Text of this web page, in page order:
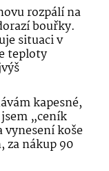
rozpálí na
bouřky.
situaci v
teploty
kapesné,
„ceník
vynesení koše
za nákup 90